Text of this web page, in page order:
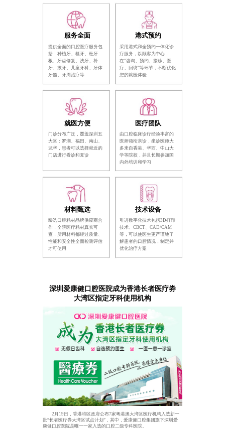
服务全面
提供全面的口腔医疗服务包
括：种植牙、箍牙、杜牙
根、牙齿修复、洗牙、补
牙、拔牙、儿童牙科、牙体
牙髓、牙周治疗等
港式预约
采用港式和全预约一体化诊
疗服务，以顾客为中心，
在“咨询、预约、接诊、医
疗、回访”等环节，不断优化
您的就医体验
就医方便
门诊分布广泛，覆盖深圳五
大区：罗湖、福田、南山、
龙华，患者可以选择就近的
门店进行看诊和复诊
医疗团队
由口腔临床诊疗经验丰富的
医师领衔亲诊，坐诊医师大
多来自香港、华西、中山大
学等院校，并且长期参加国
内外培训和学习
材料甄选
臻选口腔耗材品牌供应商合
作，全院医疗耗材真实可
查，所用材料都经过质量、
性能和安全性全面检测评估
才可使用
技术设备
引进数字化技术包括3D打印
技术、CBCT、CAD/CAM
等，可以使医生更严谨地了
解患者的口腔情况，制定并
优化治疗方案
深圳爱康健口腔医院成为香港长者医疗劵
大湾区指定牙科使用机构
2月19日，香港特区政府公布7家粤港澳大湾区医疗机构入选新一
批“长者医疗券大湾区试点计划”，其中，爱康健口腔集团旗下深圳爱
康健口腔医院是唯一一家入选的口腔二级专科医院。